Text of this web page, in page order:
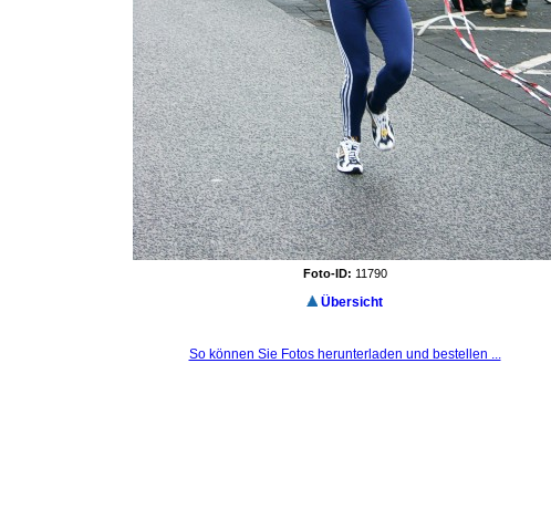
Foto-ID: 11790
Übersicht
So können Sie Fotos herunterladen und bestellen ...